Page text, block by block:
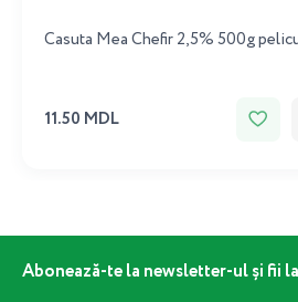
Casuta Mea Chefir 2,5% 500g
11.50 MDL
Abonează-te la newsletter-ul și fii